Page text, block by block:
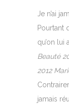
Je n’ai
Pourtant
qu’on lui
Beauté
2012
jamais